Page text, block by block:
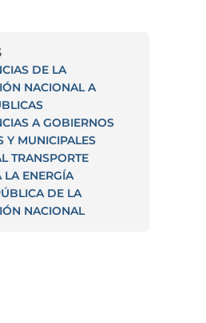
DE LA
NACIONAL A
A GOBIERNOS
Y MUNICIPALES
TRANSPORTE
LA ENERGÍA
DE LA
NACIONAL